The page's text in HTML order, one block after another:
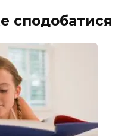
сподобатися